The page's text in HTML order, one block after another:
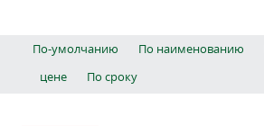
По-умолчанию По наименованию
цене
По сроку